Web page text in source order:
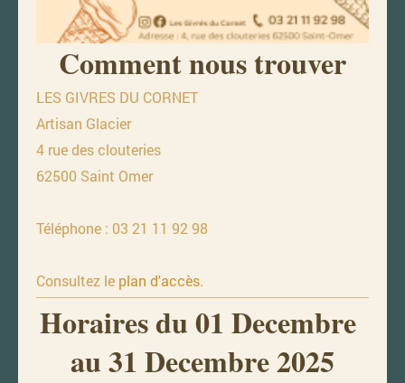
Comment nous trouver
LES GIVRES DU CORNET
Artisan Glacier
4 rue des clouteries
62500 Saint Omer
Téléphone : 03 21 11 92 98
Consultez le plan d'accès.
Horaires du 01 Decembre
au 31 Decembre 2025